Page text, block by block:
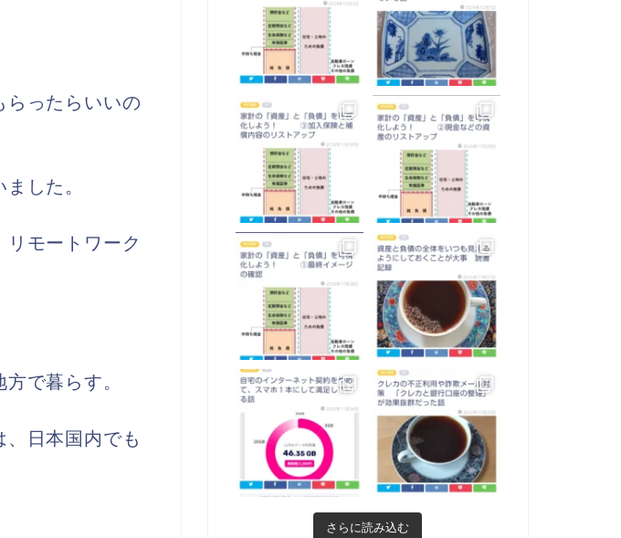
らったらいいの
した。
モートワーク
で暮らす。
日本国内でも
さらに読み込む